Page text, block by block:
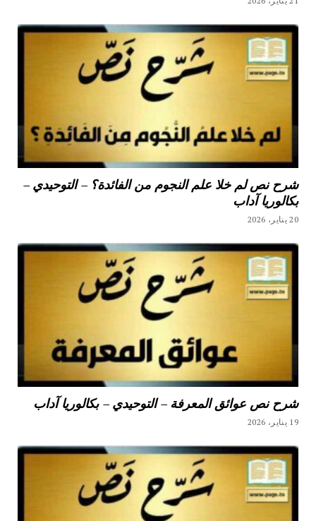
شرح نص لم خلا علم النجوم من الفائدة؟ – التوحيدي –
بكالوريا آداب
20 يناير، 2026
شرح نص عوائق المعرفة – التوحيدي – بكالوريا آداب
19 يناير، 2026